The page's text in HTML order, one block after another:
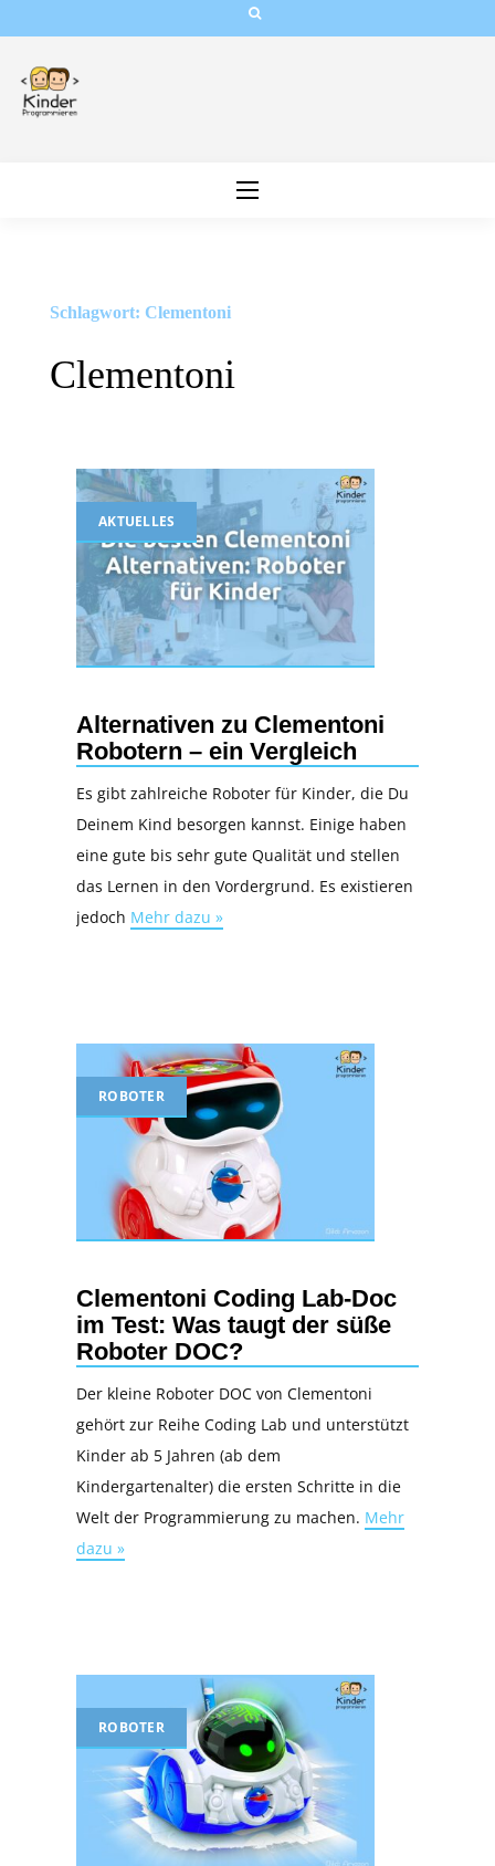
content
Schlagwort: Clementoni
Clementoni
AKTUELLES
Alternativen zu Clementoni
Robotern – ein Vergleich
Es gibt zahlreiche Roboter für Kinder, die Du
Deinem Kind besorgen kannst. Einige haben
eine gute bis sehr gute Qualität und stellen
das Lernen in den Vordergrund. Es existieren
jedoch Mehr dazu »
ROBOTER
Clementoni Coding Lab-Doc
im Test: Was taugt der süße
Roboter DOC?
Der kleine Roboter DOC von Clementoni
gehört zur Reihe Coding Lab und unterstützt
Kinder ab 5 Jahren (ab dem
Kindergartenalter) die ersten Schritte in die
Welt der Programmierung zu machen. Mehr
dazu »
ROBOTER